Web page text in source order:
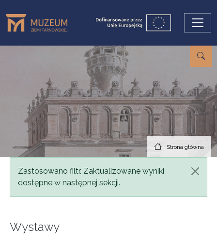
Strona główna
Komunikat
Zastosowano filtr. Zaktualizowane wyniki
dostępne w następnej sekcji.
Wystawy